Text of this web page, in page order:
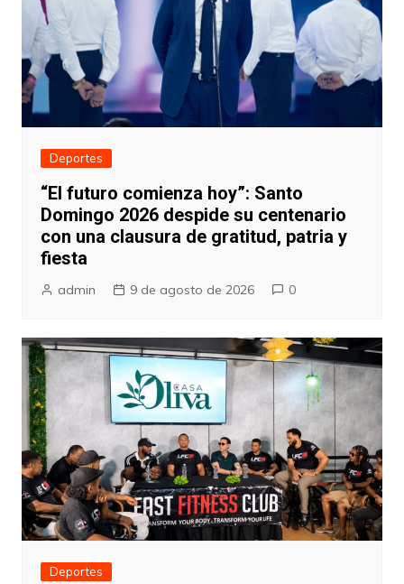
Deportes
“El futuro comienza hoy”: Santo
Domingo 2026 despide su centenario
con una clausura de gratitud, patria y
fiesta
admin 9 de agosto de 2026 0
Deportes